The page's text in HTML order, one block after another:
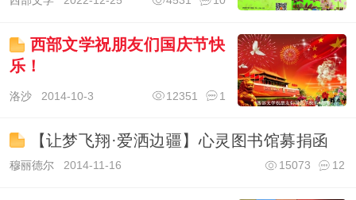
西部文学祝朋友们国庆节快
乐！
洛沙2014-10-3 1
12351
【让梦飞翔·爱洒边疆】心灵图书馆募捐函
穆丽德尔2014-11-16 12
15073